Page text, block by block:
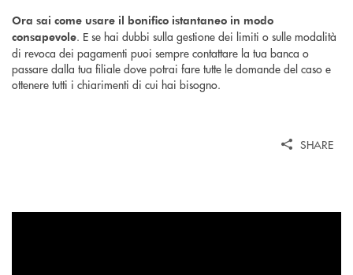
Ora sai come usare il bonifico istantaneo in modo
consapevole. E se hai dubbi sulla gestione dei limiti o sulle modalità
di revoca dei pagamenti puoi sempre contattare la tua banca o
passare dalla tua filiale dove potrai fare tutte le domande del caso e
ottenere tutti i chiarimenti di cui hai bisogno.
SHARE